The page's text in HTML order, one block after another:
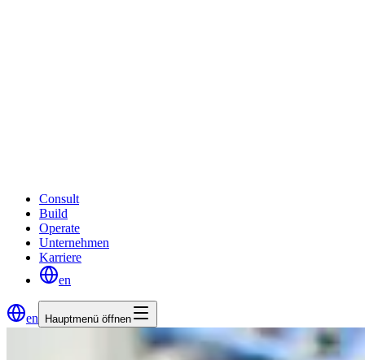
Consult
Build
Operate
Unternehmen
Karriere
en
en Hauptmenü öffnen